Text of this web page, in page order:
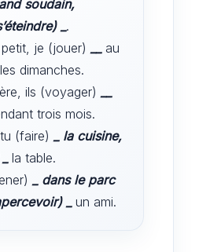
soudain,
.
petit, je (jouer)
au
dimanches.
ils (voyager)
trois mois.
(faire)
la cuisine,
la table.
dans le parc
un ami.